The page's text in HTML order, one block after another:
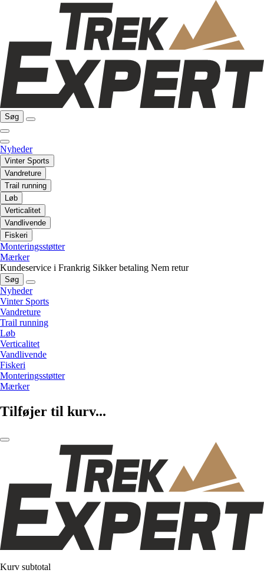
Søg
Nyheder
Vinter Sports
Vandreture
Trail running
Løb
Verticalitet
Vandlivende
Fiskeri
Monteringsstøtter
Mærker
Kundeservice i Frankrig Sikker betaling Nem retur
Søg
Nyheder
Vinter Sports
Vandreture
Trail running
Løb
Verticalitet
Vandlivende
Fiskeri
Monteringsstøtter
Mærker
Tilføjer til kurv...
Kurv subtotal